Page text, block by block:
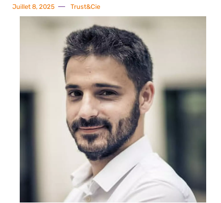
Juillet 8, 2025 Trust&Cie